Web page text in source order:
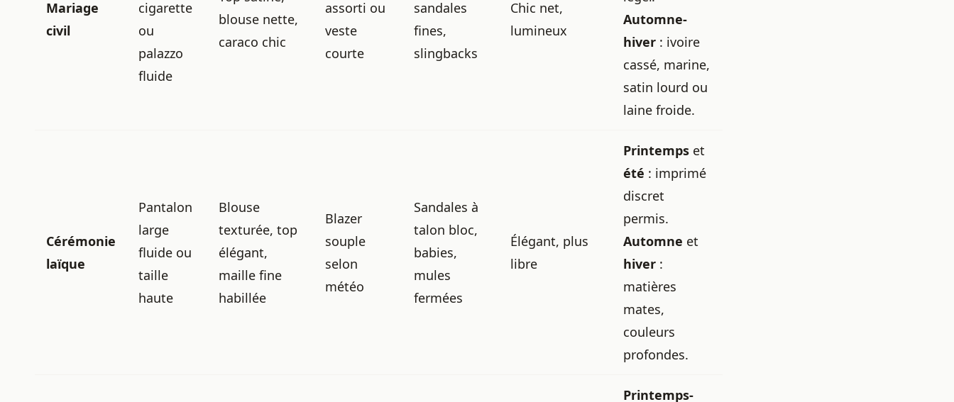
Mariage
civil
cigarette
ou
palazzo
fluide
blouse nette,
caraco chic
assorti ou
veste
courte
sandales
fines,
slingbacks
Chic net,
lumineux
Automne-
hiver : ivoire
cassé, marine,
satin lourd ou
laine froide.
Cérémonie
laïque
Pantalon
large
fluide ou
taille
haute
Blouse
texturée, top
élégant,
maille fine
habillée
Blazer
souple
selon
météo
Sandales à
talon bloc,
babies,
mules
fermées
Élégant, plus
libre
Printemps et
été : imprimé
discret
permis.
Automne et
hiver :
matières
mates,
couleurs
profondes.
Printemps-